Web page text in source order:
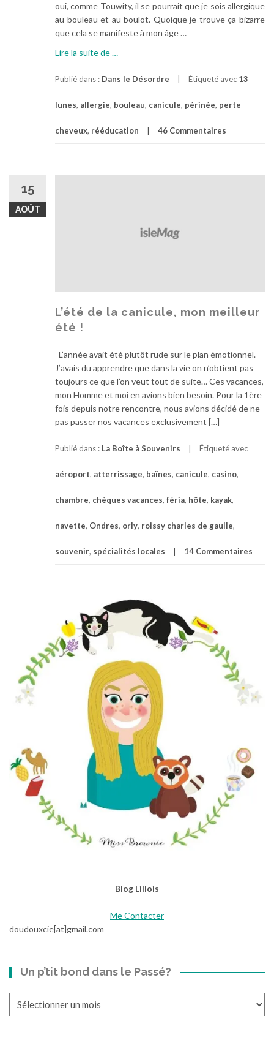
oui, comme Touwity, il se pourrait que je sois allergique
au bouleauet au boulot.Quoique je trouve ça bizarre
que cela se manifeste à mon âge …
Lire la suite de
r
p
s
F
3
L
…
Publié dans : Dans le Désordre Étiqueté avec 13
lunes, allergie, bouleau, canicule, périnée, perte
cheveux, rééducation 46 Commentaires
15
AOÛT
L’été de la canicule, mon meilleur
été !
L’année avait été plutôt rude sur le plan émotionnel.
J’avais du apprendre que dans la vie on n’obtient pas
toujours ce que l’on veut tout de suite… Ces vacances,
mon Homme et moi en avions bien besoin. Pour la 1ère
fois depuis notre rencontre, nous avions décidé de ne
pas passer nos vacances exclusivement […]
Publié dans : La Boîte à Souvenirs Étiqueté avec
aéroport, atterrissage, baïnes, canicule, casino,
chambre, chèques vacances, féria, hôte, kayak,
navette, Ondres, orly, roissy charles de gaulle,
souvenir, spécialités locales 14 Commentaires
Blog Lillois
Me Contacter
doudouxcie[at]gmail.com
Un p’tit bond dans le Passé?